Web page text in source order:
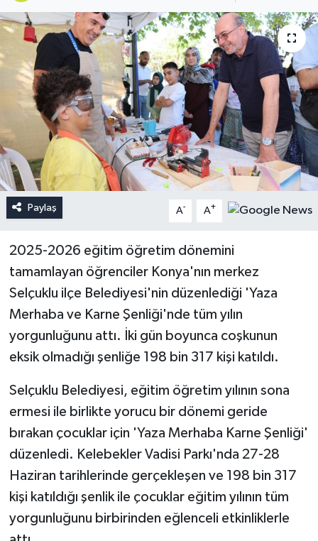
Paylaş A- A+
2025-2026 eğitim öğretim dönemini
tamamlayan öğrenciler Konya'nın merkez
Selçuklu ilçe Belediyesi'nin düzenlediği 'Yaza
Merhaba ve Karne Şenliği'nde tüm yılın
yorgunluğunu attı. İki gün boyunca coşkunun
eksik olmadığı şenliğe 198 bin 317 kişi katıldı.
Selçuklu Belediyesi, eğitim öğretim yılının sona
ermesi ile birlikte yorucu bir dönemi geride
bırakan çocuklar için 'Yaza Merhaba Karne Şenliği'
düzenledi. Kelebekler Vadisi Parkı'nda 27-28
Haziran tarihlerinde gerçekleşen ve 198 bin 317
kişi katıldığı şenlik ile çocuklar eğitim yılının tüm
yorgunluğunu birbirinden eğlenceli etkinliklerle